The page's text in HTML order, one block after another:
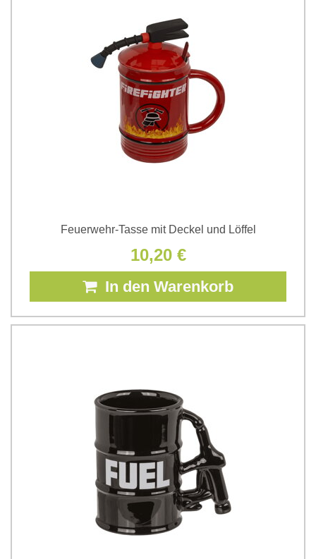
Feuerwehr-Tasse mit Deckel und Löffel
10,20 €
In den Warenkorb